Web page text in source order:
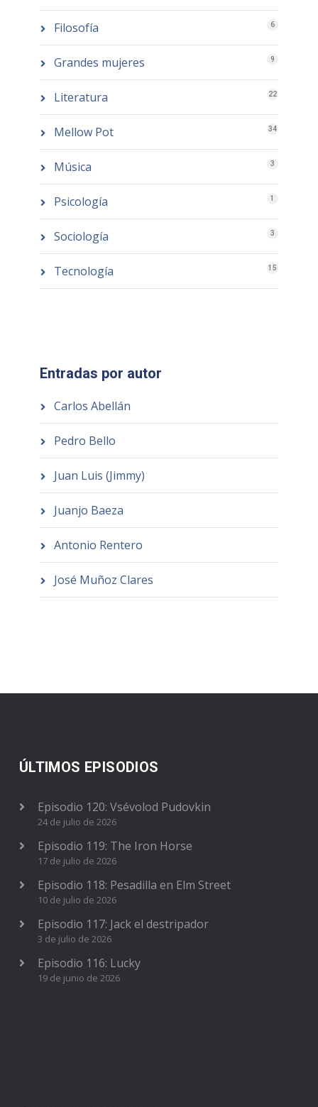
Filosofía 6
Grandes mujeres 9
Literatura 22
Mellow Pot 34
Música 3
Psicología 1
Sociología 3
Tecnología 15
Entradas por autor
Carlos Abellán
Pedro Bello
Juan Luis (Jimmy)
Juanjo Baeza
Antonio Rentero
José Muñoz Clares
ÚLTIMOS EPISODIOS
Episodio 120: Vsévolod Pudovkin
24 de julio de 2026
Episodio 119: The Iron Horse
17 de julio de 2026
Episodio 118: Pesadilla en Elm Street
10 de julio de 2026
Episodio 117: Jack el destripador
3 de julio de 2026
Episodio 116: Lucky
19 de junio de 2026